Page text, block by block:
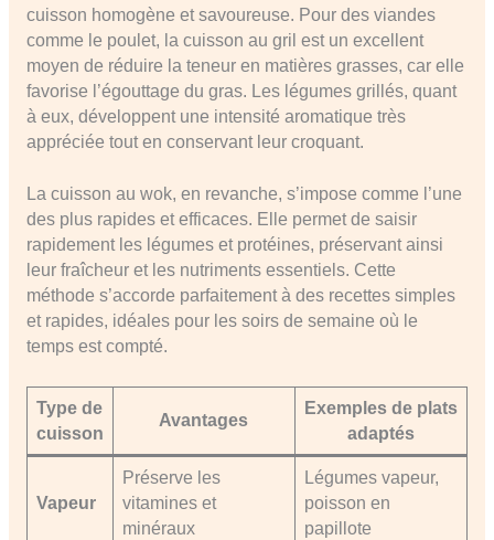
cuisson homogène et savoureuse. Pour des viandes
comme le poulet, la cuisson au gril est un excellent
moyen de réduire la teneur en matières grasses, car elle
favorise l’égouttage du gras. Les légumes grillés, quant
à eux, développent une intensité aromatique très
appréciée tout en conservant leur croquant.
La cuisson au wok, en revanche, s’impose comme l’une
des plus rapides et efficaces. Elle permet de saisir
rapidement les légumes et protéines, préservant ainsi
leur fraîcheur et les nutriments essentiels. Cette
méthode s’accorde parfaitement à des recettes simples
et rapides, idéales pour les soirs de semaine où le
temps est compté.
Type de
cuisson
Avantages
Exemples de plats
adaptés
Vapeur
Préserve les
vitamines et
minéraux
Légumes vapeur,
poisson en
papillote